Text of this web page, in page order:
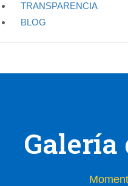
TRANSPARENCIA
BLOG
Galería